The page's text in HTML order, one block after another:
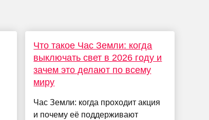
Что такое Час Земли: когда
выключать свет в 2026 году и
зачем это делают по всему
миру
Час Земли: когда проходит акция
и почему её поддерживают